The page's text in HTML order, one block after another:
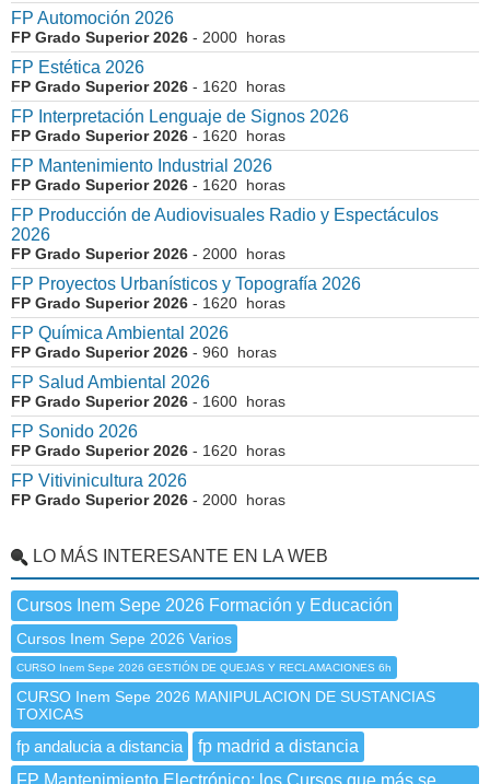
FP Automoción 2026
FP Grado Superior 2026 - 2000 horas
FP Estética 2026
FP Grado Superior 2026 - 1620 horas
FP Interpretación Lenguaje de Signos 2026
FP Grado Superior 2026 - 1620 horas
FP Mantenimiento Industrial 2026
FP Grado Superior 2026 - 1620 horas
FP Producción de Audiovisuales Radio y Espectáculos
2026
FP Grado Superior 2026 - 2000 horas
FP Proyectos Urbanísticos y Topografía 2026
FP Grado Superior 2026 - 1620 horas
FP Química Ambiental 2026
FP Grado Superior 2026 - 960 horas
FP Salud Ambiental 2026
FP Grado Superior 2026 - 1600 horas
FP Sonido 2026
FP Grado Superior 2026 - 1620 horas
FP Vitivinicultura 2026
FP Grado Superior 2026 - 2000 horas
LO MÁS INTERESANTE EN LA WEB
Cursos Inem Sepe 2026 Formación y Educación
Cursos Inem Sepe 2026 Varios
CURSO Inem Sepe 2026 GESTIÓN DE QUEJAS Y RECLAMACIONES 6h
CURSO Inem Sepe 2026 MANIPULACION DE SUSTANCIAS
TOXICAS
fp andalucia a distancia
fp madrid a distancia
FP Mantenimiento Electrónico: los Cursos que más se